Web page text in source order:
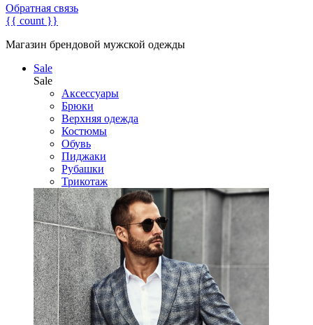
Обратная связь
{{ count }}
Магазин брендовой мужской одежды
Sale
Sale
Аксессуары
Брюки
Верхняя одежда
Костюмы
Обувь
Пиджаки
Рубашки
Трикотаж